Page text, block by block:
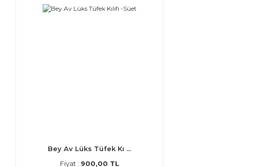
Bey Av Lüks Tüfek Kı ...
Fiyat : 900,00 TL